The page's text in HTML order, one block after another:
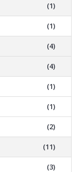
(1)
(1)
(4)
(4)
(1)
(1)
(2)
(11)
(3)